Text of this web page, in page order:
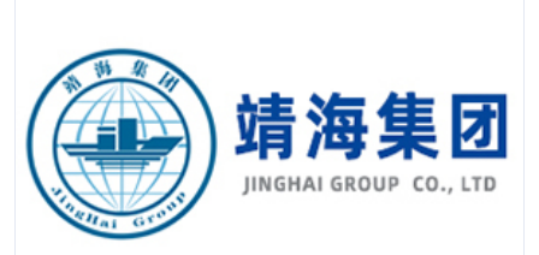
2026-06-26